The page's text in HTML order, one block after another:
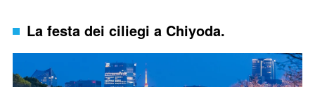
La festa dei ciliegi a Chiyoda.